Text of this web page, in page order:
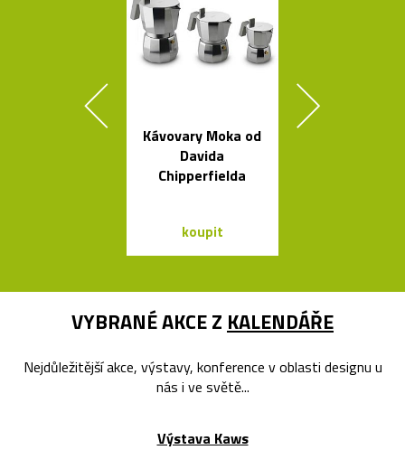
Kávovary Moka od
Davida
Chipperfielda
koupit
VYBRANÉ AKCE Z KALENDÁŘE
Nejdůležitější akce, výstavy, konference v oblasti designu u
nás i ve světě...
Výstava Kaws